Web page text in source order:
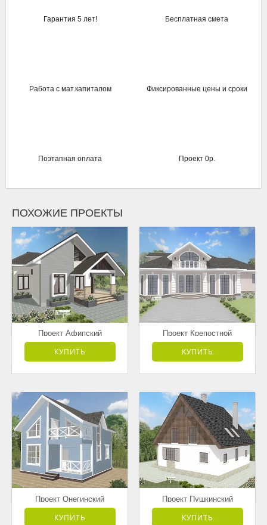
Гарантия 5 лет! Бесплатная смета
Работа с мат.капиталом Фиксированные цены и сроки
Поэтапная оплата Проект 0р.
ПОХОЖИЕ ПРОЕКТЫ
Проект Афипский
от 3 181 500 руб.
КУПИТЬ
Проект Крепостной
от 7 595 000 руб.
КУПИТЬ
Проект Онегинский
от 3 178 000 руб.
КУПИТЬ
Проект Пушкинский
от 4 168 500 руб.
КУПИТЬ